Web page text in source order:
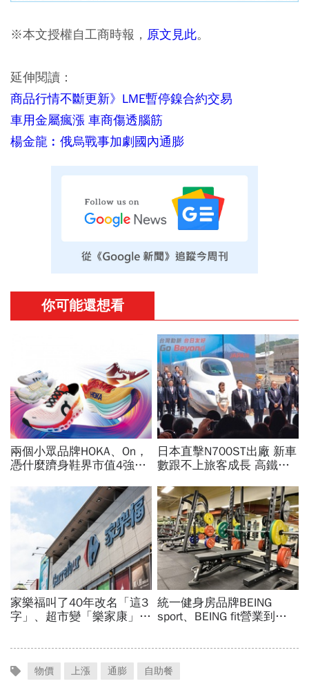
※本文授權自工商時報， 原文見此。
延伸閱讀：
商品行情不斷更新》LME暫停鎳合約交易
車用金屬瘋漲 車商傷透腦筋
楊金龍︰俄烏戰事加劇國內通膨
物價 上漲 通膨 自助餐